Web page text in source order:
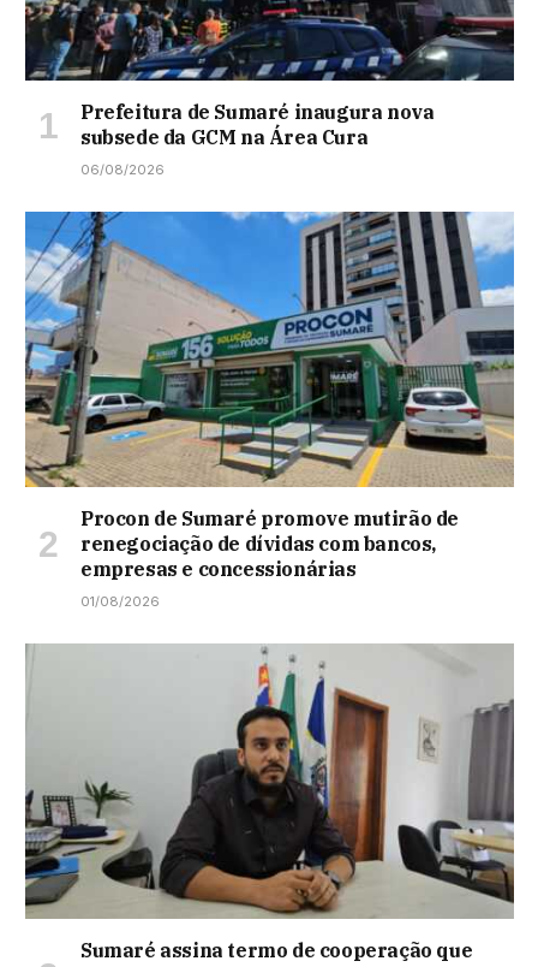
Prefeitura de Sumaré inaugura nova
subsede da GCM na Área Cura
06/08/2026
Procon de Sumaré promove mutirão de
renegociação de dívidas com bancos,
empresas e concessionárias
01/08/2026
Sumaré assina termo de cooperação que